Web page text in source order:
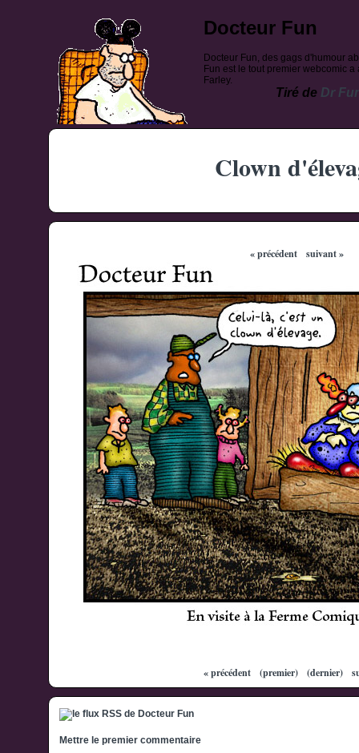
Docteur Fun
Docteur Fun, des gags d'humour
Fun est le tout premier webcomic
Farley.
Tiré de Dr
Clown
« précédent suivant »
« précédent (premier) (dernier)
Mettre le premier commentaire